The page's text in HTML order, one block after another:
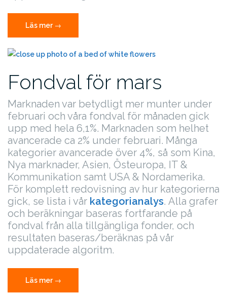
Läs mer”Fondval
för
→
Fondval för mars
Marknaden var betydligt mer munter under
februari och våra fondval för månaden gick
upp med hela 6,1%. Marknaden som helhet
avancerade ca 2% under februari. Många
kategorier avancerade över 4%, så som Kina,
Nya marknader, Asien, Östeuropa, IT &
Kommunikation samt USA & Nordamerika.
För komplett redovisning av hur kategorierna
gick, se lista i vår kategorianalys. Alla grafer
och beräkningar baseras fortfarande på
fondval från alla tillgängliga fonder, och
resultaten baseras/beräknas på vår
uppdaterade algoritm.
Läs mer”Fondval
för
→